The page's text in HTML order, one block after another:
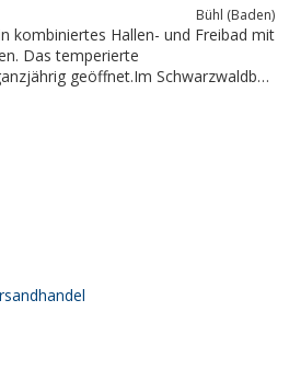
Segelcamp und erlebe eine
Abenteuer!Unser...
Bühl (Baden)
kombiniertes Hallen- und Freibad mit
Das temperierte
geöffnet.Im Schwarzwaldbad
wird etwas geboten.